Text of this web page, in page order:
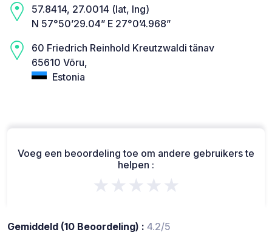
57.8414, 27.0014 (lat, lng)
N 57°50’29.04” E 27°0’4.968”
60 Friedrich Reinhold Kreutzwaldi tänav
65610 Võru,
Estonia
Voeg een beoordeling toe om andere gebruikers te
helpen :
★★★★★
Gemiddeld (10 Beoordeling) : 4.2/5